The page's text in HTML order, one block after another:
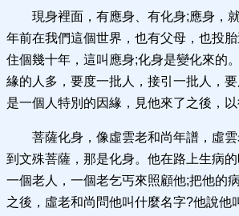
現身裡面，有應身、有化身;應身，
年前在我們這個世界，也有父母，也投
住個幾十年，這叫應身;化身是變化來的
緣的人多，要度一批人，接引一批人，
是一個人特別的因緣，見他來了之後，以
菩薩化身，像虛雲老和尚年譜，虛
到文殊菩薩，那是化身。他在路上生病
一個老人，一個老乞丐來照顧他;把他的
之後，虛老和尚問他叫什麼名字?他說他